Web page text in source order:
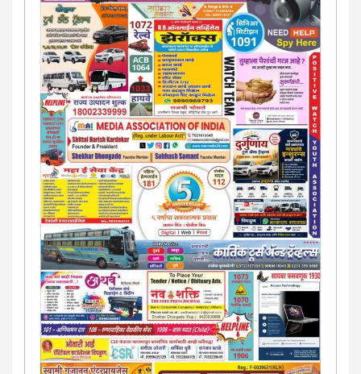
कायदेशीर सल्ला देऊ. - आजच संपर्क साधा- भारत साेनुले-8888207374
या AD सतिश कुंभार -9860944728
मराठी.. इंग्रजी पेपरला जाहिरात द्यायची संपर्क साधा..
मराठी इंग्रजी दैनिकासाठी जिल्हा, राज्य आवृत्तीसाठी जाहिराती स्विकारल्या
जातील. नवशक्ती, फ्री प्रेस जर्नल साठी तुम्हीही तुमच्या नाेटीस द्या. बँक,
13/213/4 सेल्स , डिमांड नाेटीस इतरांच्यापेक्षा वाजवी दरात आम्ही आपली
जाहिरात पब्लिश करू. माेबा. 9420939699